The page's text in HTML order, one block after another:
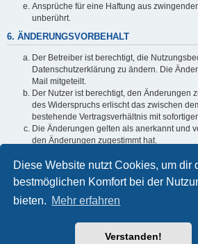
Diese Website nutzt Cookies, um dir
bestmöglichen Komfort bei der
bieten. Mehr erfahren
Verstanden!
Ansprüche für eine Haftung aus
unberührt.
6. ÄNDERUNGSVORBEHALT
Der Betreiber ist berechtigt, die
Datenschutzerklärung zu ändern. Die
Mail mitgeteilt.
Der Nutzer ist berechtigt, den Änderungen
des Widerspruchs erlischt das zwischen
bestehende Vertragsverhältnis mit
Die Änderungen gelten als anerkannt und
den Änderungen zugestimmt hat.
Informationen über den Umgang mit
sind in der Datenschutzerklärung enthalten.
Powered byphpBB® Forum Software ©